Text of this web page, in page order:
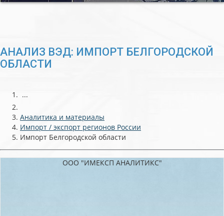
АНАЛИЗ ВЭД: ИМПОРТ БЕЛГОРОДСКОЙ
ОБЛАСТИ
...
Аналитика и материалы
Импорт / экспорт регионов России
Импорт Белгородской области
ООО "ИМЕКСП АНАЛИТИКС"